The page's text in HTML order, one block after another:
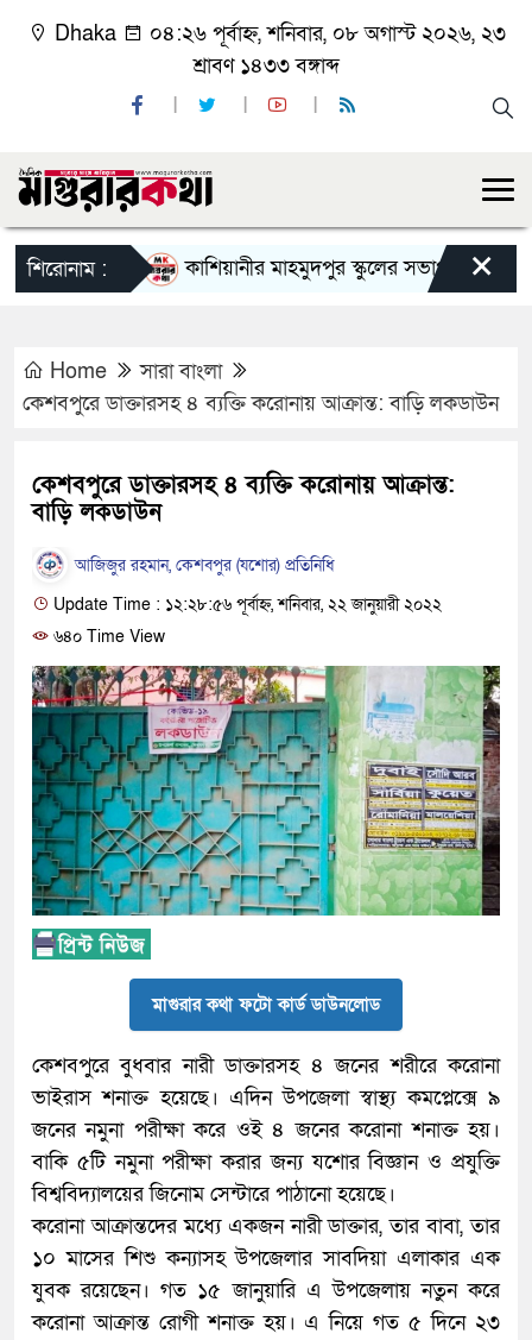
Dhaka
০৪:২৬ পূর্বাহ্ন, শনিবার, ০৮ অগাস্ট ২০২৬, ২৩
শ্রাবণ ১৪৩৩ বঙ্গাব্দ
শিরোনাম : কাশিয়ানীর মাহমুদপুর স্কুলের সভাপতি হলেন গোবিন্দ
×
Home
সারা বাংলা
কেশবপুরে ডাক্তারসহ ৪ ব্যক্তি করোনায় আক্রান্ত: বাড়ি লকডাউন
কেশবপুরে ডাক্তারসহ ৪ ব্যক্তি করোনায় আক্রান্ত:
বাড়ি লকডাউন
আজিজুর রহমান, কেশবপুর (যশোর) প্রতিনিধি
Update Time : ১২:২৮:৫৬ পূর্বাহ্ন, শনিবার, ২২ জানুয়ারী ২০২২
৬৪০ Time View
মাগুরার কথা ফটো কার্ড ডাউনলোড
কেশবপুরে বুধবার নারী ডাক্তারসহ ৪ জনের শরীরে করোনা
ভাইরাস শনাক্ত হয়েছে। এদিন উপজেলা স্বাস্থ্য কমপ্লেক্সে ৯
জনের নমুনা পরীক্ষা করে ওই ৪ জনের করোনা শনাক্ত হয়।
বাকি ৫টি নমুনা পরীক্ষা করার জন্য যশোর বিজ্ঞান ও প্রযুক্তি
বিশ্ববিদ্যালয়ের জিনোম সেন্টারে পাঠানো হয়েছে।
করোনা আক্রান্তদের মধ্যে একজন নারী ডাক্তার, তার বাবা, তার
১০ মাসের শিশু কন্যাসহ উপজেলার সাবদিয়া এলাকার এক
যুবক রয়েছেন। গত ১৫ জানুয়ারি এ উপজেলায় নতুন করে
করোনা আক্রান্ত রোগী শনাক্ত হয়। এ নিয়ে গত ৫ দিনে ২৩